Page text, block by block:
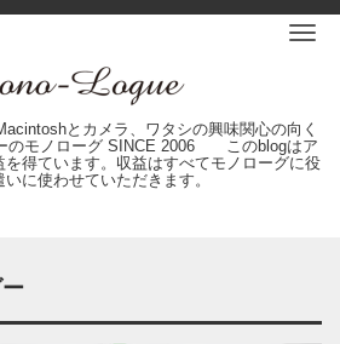
とカメラ、ワタシの興味関心の向く
のモノローグ SINCE 2006 このblogはア
得ています。収益はすべてモノローグに役
いに使わせていただきます。